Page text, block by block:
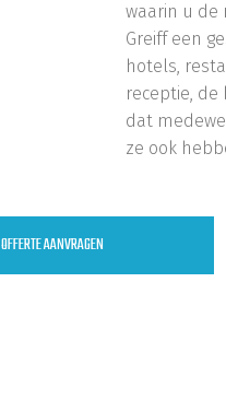
waarin u de
Greiff een
hotels,
receptie,
dat
ze ook
OFFERTE AANVRAGEN